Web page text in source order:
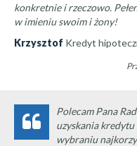
konkretnie i rzeczowo.
w imieniu swoim i żony!
Krzysztof Kredyt
Polecam Pana
uzyskania kredytu
wybraniu